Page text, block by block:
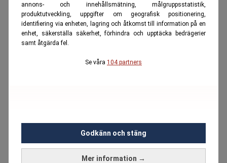
annons- och innehållsmätning, målgruppsstatistik,
produktutveckling, uppgifter om geografisk positionering,
identifiering via enheten, lagring och åtkomst till information på en
enhet, säkerställa säkerhet, förhindra och upptäcka bedrägerier
samt åtgärda fel.
Se våra 104 partners
Mer information →
Godkänn och stäng